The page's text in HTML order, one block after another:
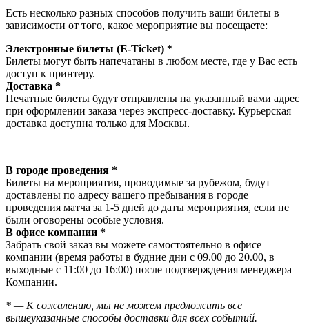
Есть несколько разных способов получить ваши билеты в
зависимости от того, какое мероприятие вы посещаете:
Электронные билеты (E-Ticket) *
Билеты могут быть напечатаны в любом месте, где у Вас есть
доступ к принтеру.
Доставка *
Печатные билеты будут отправлены на указанный вами адрес
при оформлении заказа через экспресс-доставку. Курьерская
доставка доступна только для Москвы.
В городе проведения *
Билеты на мероприятия, проводимые за рубежом, будут
доставлены по адресу вашего пребывания в городе
проведения матча за 1-5 дней до даты мероприятия, если не
были оговорены особые условия.
В офисе компании *
Забрать свой заказ вы можете самостоятельно в офисе
компании (время работы в будние дни с 09.00 до 20.00, в
выходные с 11:00 до 16:00) после подтверждения менеджера
Компании.
* — К сожалению, мы не можем предложить все
вышеуказанные способы доставки для всех событий.